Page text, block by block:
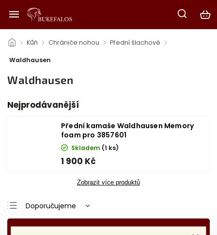
/ Kůň / Chrániče nohou / Přední šlachové /
Waldhausen
Waldhausen
Nejprodávanější
Přední kamaše Waldhausen Memory
foam pro 3857601
Skladem (1 ks)
1 900 Kč
Zobrazit více produktů
Doporučujeme
Nejlevnější